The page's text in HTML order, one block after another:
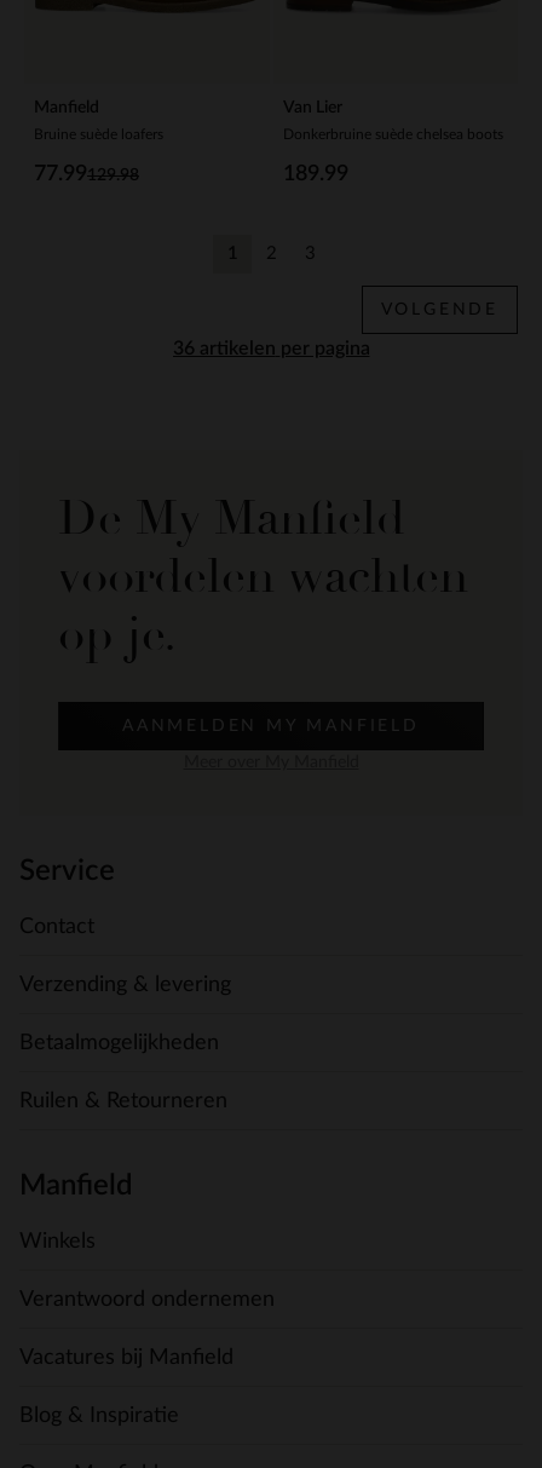
Manfield
Bruine suède loafers
129.98
77.99
Van Lier
Donkerbruine suède chelsea boots
189.99
per pagina
1 2 3
VOLGENDE
De My Manfield
voordelen wachten
op je.
AANMELDEN MY MANFIELD
Service
Contact
Verzending & levering
Betaalmogelijkheden
Ruilen & Retourneren
Manfield
Winkels
Verantwoord ondernemen
Vacatures bij Manfield
Blog & Inspiratie